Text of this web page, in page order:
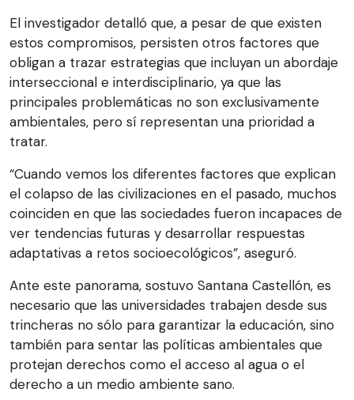
El investigador detalló que, a pesar de que existen
estos compromisos, persisten otros factores que
obligan a trazar estrategias que incluyan un abordaje
interseccional e interdisciplinario, ya que las
principales problemáticas no son exclusivamente
ambientales, pero sí representan una prioridad a
tratar.
“Cuando vemos los diferentes factores que explican
el colapso de las civilizaciones en el pasado, muchos
coinciden en que las sociedades fueron incapaces de
ver tendencias futuras y desarrollar respuestas
adaptativas a retos socioecológicos”, aseguró.
Ante este panorama, sostuvo Santana Castellón, es
necesario que las universidades trabajen desde sus
trincheras no sólo para garantizar la educación, sino
también para sentar las políticas ambientales que
protejan derechos como el acceso al agua o el
derecho a un medio ambiente sano.